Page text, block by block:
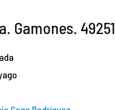
Gamones. 49251